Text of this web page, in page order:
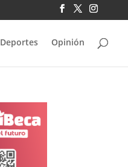
Deportes Opinión